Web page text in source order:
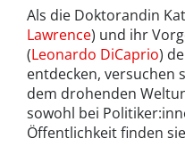
Als die Doktorandin
Lawrence) und ihr
(Leonardo DiCaprio)
entdecken, versuchen
dem drohenden
sowohl bei
Öffentlichkeit finden